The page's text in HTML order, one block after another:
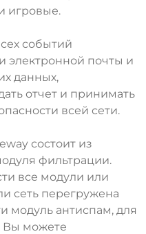
игровые.
событий
электронной почты и
данных,
отчет и принимать
всей сети.
состоит из
фильтрации.
все модули или
сеть перегружена
модуль антиспам, для
Вы можете